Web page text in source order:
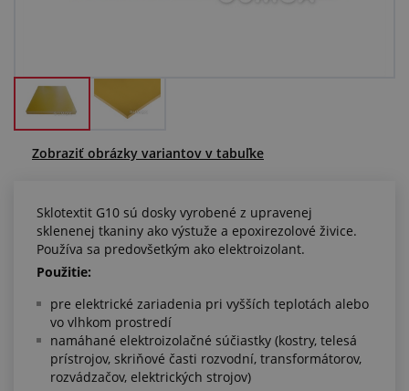
O nás a kariéra
Zobraziť obrázky variantov v tabuľke
Sklotextit G10 sú dosky vyrobené z upravenej
sklenenej tkaniny ako výstuže a epoxirezolové živice.
Používa sa predovšetkým ako elektroizolant.
Použitie:
pre elektrické zariadenia pri vyšších teplotách alebo
vo vlhkom prostredí
namáhané elektroizolačné súčiastky (kostry, telesá
prístrojov, skriňové časti rozvodní, transformátorov,
rozvádzačov, elektrických strojov)